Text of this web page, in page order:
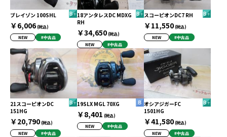
ブレイゾン 100SHL
￥6,006(税込)
NEW
#中古品
18アンタレスDC MDXG
RH
￥34,650(税込)
NEW
#中古品
スコーピオンDC7 RH
￥11,550(税込)
NEW
#中古品
21スコーピオンDC
151HG
￥20,790(税込)
NEW
#中古品
19SLX MGL 70XG
￥8,401 (税込)
NEW
#中古品
オシアジガーFC
1501HG
￥41,580(税込)
NEW
#中古品